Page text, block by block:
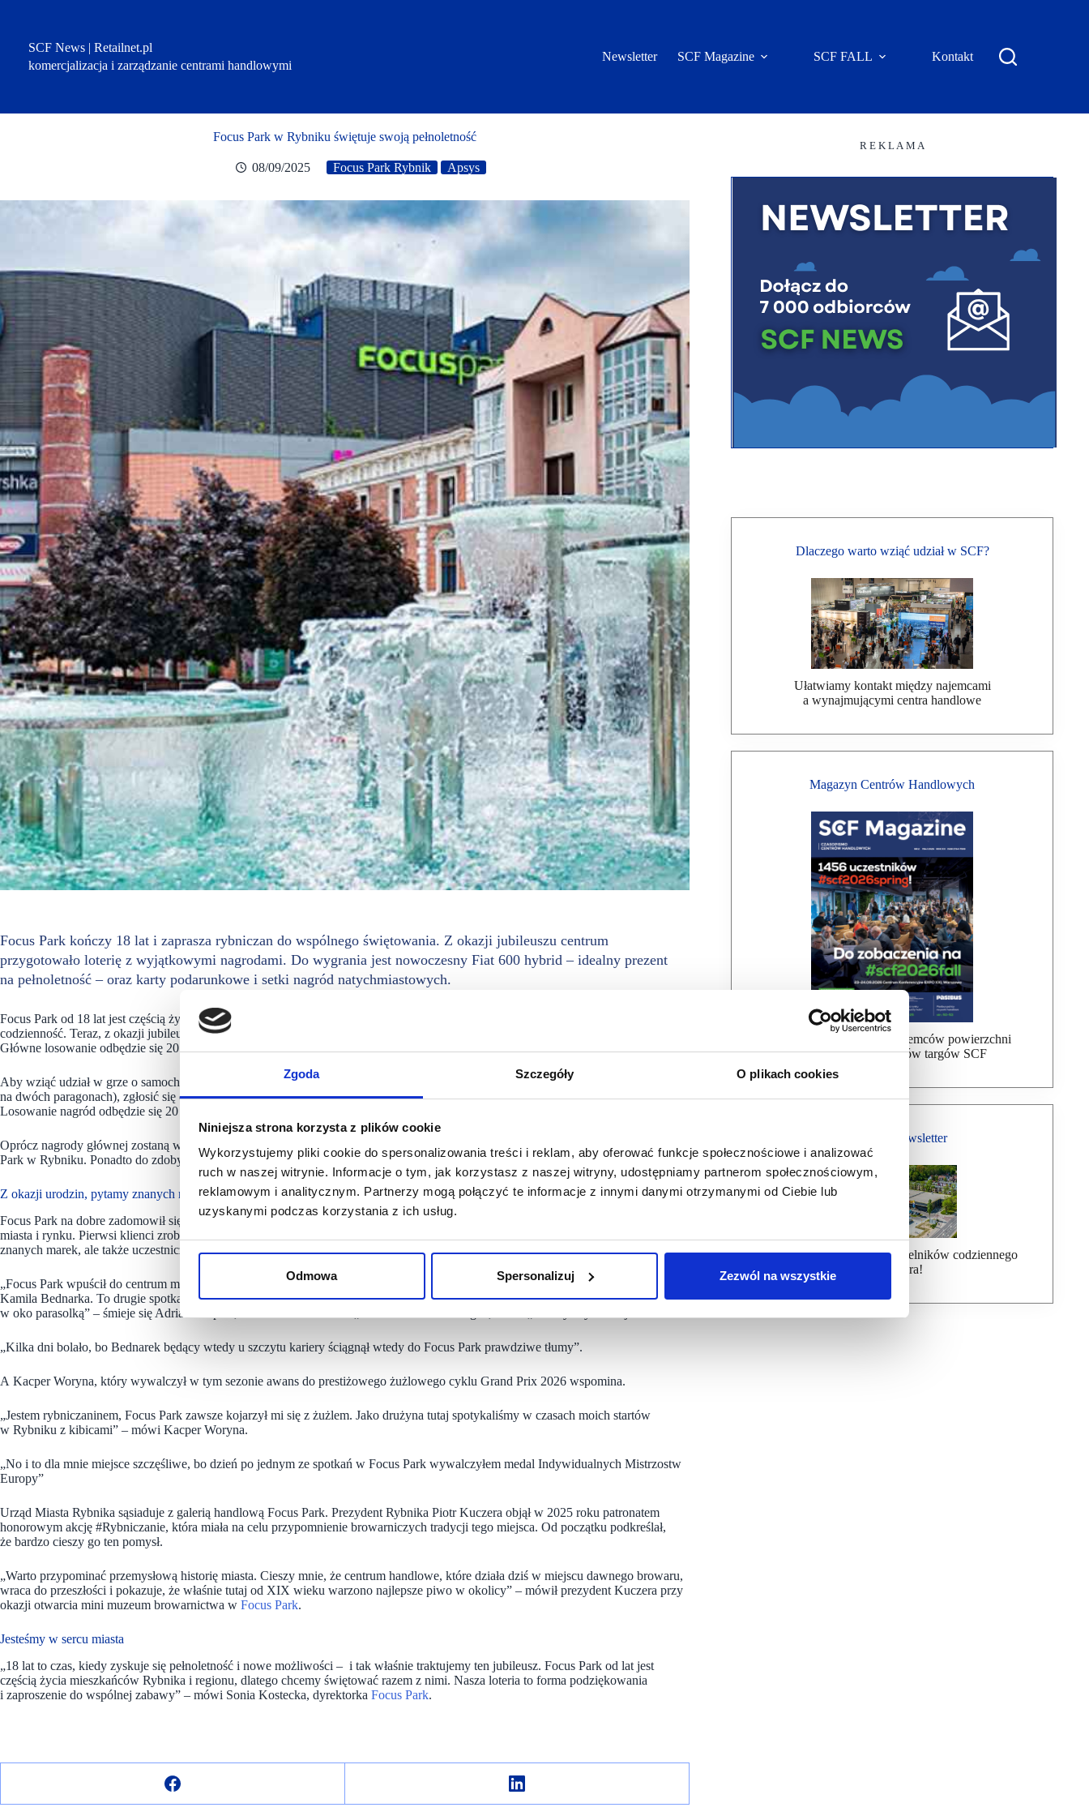
Zgoda Szczegóły O plikach cookies
Niniejsza strona korzysta z plików cookie
Wykorzystujemy pliki cookie do spersonalizowania treści i reklam, aby oferować funkcje społecznościowe i analizować
ruch w naszej witrynie. Informacje o tym, jak korzystasz z naszej witryny, udostępniamy partnerom społecznościowym,
reklamowym i analitycznym. Partnerzy mogą połączyć te informacje z innymi danymi otrzymanymi od Ciebie lub
uzyskanymi podczas korzystania z ich usług.
Odmowa Spersonalizuj Zezwól na wszystkie
SCF News | Retailnet.pl
komercjalizacja i zarządzanie centrami handlowymi
Newsletter SCF Magazine SCF FALL Kontakt
Focus Park w Rybniku świętuje swoją pełnoletność
08/09/2025 Focus Park Rybnik Apsys
Focus Park kończy 18 lat i zaprasza rybniczan do wspólnego świętowania. Z okazji jubileuszu centrum
przygotowało loterię z wyjątkowymi nagrodami. Do wygrania jest nowoczesny Fiat 600 hybrid – idealny prezent
na pełnoletność – oraz karty podarunkowe i setki nagród natychmiastowych.
Focus Park od 18 lat jest częścią życia Rybnika – miejscem zakupów, spotkań i wydarzeń, które na stałe wpisały się w miejską
codzienność. Teraz, z okazji jubileuszu, centrum przygotowało loterię, która połączy emocje zakupów z wyjątkowymi nagrodami.
Główne losowanie odbędzie się 20 września, a nagroda główna to samochód, symbol nowego etapu i dorosłości
Aby wziąć udział w grze o samochód Fiat 600, wystarczy w dniach 6-20 września zrobić zakupy za minimum 100 zł (maksymalnie
na dwóch paragonach), zgłosić się do hostessy po kupon konkursowy, a następnie zarejestrować go w aplikacji i wrzucić do urny.
Losowanie nagród odbędzie się 20 września o godz. 19:00 w Focus Park.
Oprócz nagrody głównej zostaną wylosowane również karty podarunkowe o wartości 1000 i 500 zł do wykorzystania w CH Focus
Park w Rybniku. Ponadto do zdobycia 500 nagród natychmiastowych!
Z okazji urodzin, pytamy znanych rybniczan: czym jest Focus Park dla Rybnika?
Focus Park na dobre zadomowił się w pejzażu centrum Rybnika. Powstał w miejscu XIX – wiecznego browaru tuż obok urzędu
miasta i rynku. Pierwsi klienci zrobili w nim zakupy 5 września 2007 roku – od tego czasu nie tylko można było kupić tutaj ubrania
znanych marek, ale także uczestniczyć w wielu eventach organizowanych przez centrum handlowe.
„Focus Park wpuścił do centrum miasta lajfstajlowy oddech. Mieszkańcy regionu mogli tu spotkać nawet Joannę Krupę, a także
Kamila Bednarka. To drugie spotkanie prowadziłem i będę długo wspominał, bo jedna z fanek w drodze po autograf ugodziła mnie
w oko parasolką” – śmieje się Adrian Karpeta, wówczas dziennikarz „Dziennika Zachodniego”, a dziś „Gazety Wyborczej”.
„Kilka dni bolało, bo Bednarek będący wtedy u szczytu kariery ściągnął wtedy do Focus Park prawdziwe tłumy”.
A Kacper Woryna, który wywalczył w tym sezonie awans do prestiżowego żużlowego cyklu Grand Prix 2026 wspomina.
„Jestem rybniczaninem, Focus Park zawsze kojarzył mi się z żużlem. Jako drużyna tutaj spotykaliśmy w czasach moich startów
w Rybniku z kibicami” – mówi Kacper Woryna.
„No i to dla mnie miejsce szczęśliwe, bo dzień po jednym ze spotkań w Focus Park wywalczyłem medal Indywidualnych Mistrzostw
Europy”
Urząd Miasta Rybnika sąsiaduje z galerią handlową Focus Park. Prezydent Rybnika Piotr Kuczera objął w 2025 roku patronatem
honorowym akcję #Rybniczanie, która miała na celu przypomnienie browarniczych tradycji tego miejsca. Od początku podkreślał,
że bardzo cieszy go ten pomysł.
„Warto przypominać przemysłową historię miasta. Cieszy mnie, że centrum handlowe, które działa dziś w miejscu dawnego browaru,
wraca do przeszłości i pokazuje, że właśnie tutaj od XIX wieku warzono najlepsze piwo w okolicy” – mówił prezydent Kuczera przy
okazji otwarcia mini muzeum browarnictwa w Focus Park.
Jesteśmy w sercu miasta
„18 lat to czas, kiedy zyskuje się pełnoletność i nowe możliwości – i tak właśnie traktujemy ten jubileusz. Focus Park od lat jest
częścią życia mieszkańców Rybnika i regionu, dlatego chcemy świętować razem z nimi. Nasza loteria to forma podziękowania
i zaproszenie do wspólnej zabawy” – mówi Sonia Kostecka, dyrektorka Focus Park.
R E K L A M A
Dlaczego warto wziąć udział w SCF?
Ułatwiamy kontakt między najemcami
a wynajmującymi centra handlowe
Magazyn Centrów Handlowych
Bezpłatna wysyłka dla najemców powierzchni
handlowej, uczestników targów SCF
Bezpłatny Newsletter
Dołącz do ponad 7000 czytelników codziennego
newslettera!